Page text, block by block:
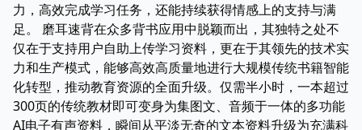
力，高效完成学习任务，还能持续获得情感上的支持与满
足。 磨耳速背在众多背书应用中脱颖而出，其独特之处不
仅在于支持用户自助上传学习资料，更在于其领先的技术实
力和生产模式，能够高效高质量地进行大规模传统书籍智能
化转型，推动教育资源的全面升级。仅需半小时，一本超过
300页的传统教材即可变身为集图文、音频于一体的多功能
AI电子有声资料，瞬间从平淡无奇的文本资料升级为充满科